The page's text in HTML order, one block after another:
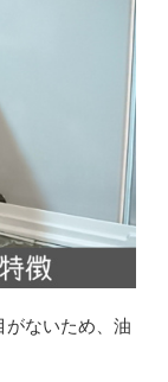
がないため、油